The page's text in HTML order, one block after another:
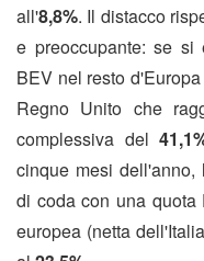
all'8,8%. Il distacco
e preoccupante: se
BEV nel resto
Regno Unito che
complessiva del
cinque mesi
di coda con una quota
europea (netta